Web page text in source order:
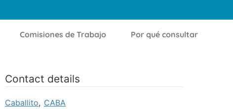
Comisiones de Trabajo Por qué consultar
Contact details
Caballito, CABA